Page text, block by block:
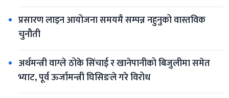
प्रसारण लाइन आयोजना समयमै सम्पन्न नहुनुको वास्तविक
चुनौती
अर्थमन्त्री वाग्ले ठोके सिंचाई र खानेपानीको बिजुलीमा समेत
भ्याट, पूर्व ऊर्जामन्त्री घिसिङले गरे विरोध